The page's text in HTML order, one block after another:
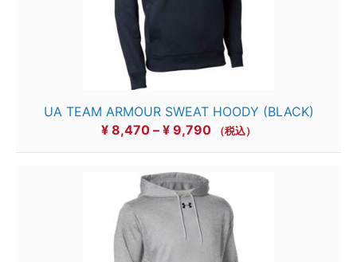
UA TEAM ARMOUR SWEAT HOODY (BLACK)
¥ 8,470 – ¥ 9,790価
¥ 9,790
（税込）